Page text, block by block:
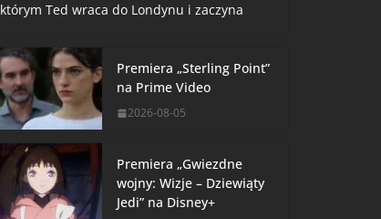
którym Ted wraca do Londynu i zaczyna
Premiera „Sterling Point”
na Prime Video
2026-08-05
Premiera „Gwiezdne
wojny: Wizje – Dziewiąty
Jedi” na Disney+